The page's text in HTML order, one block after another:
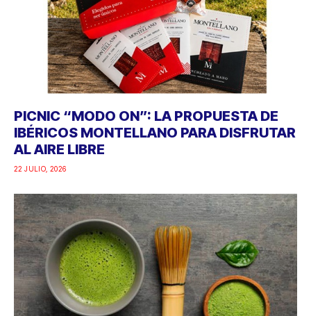
PICNIC “MODO ON”: LA PROPUESTA DE
IBÉRICOS MONTELLANO PARA DISFRUTAR
AL AIRE LIBRE
22 JULIO, 2026